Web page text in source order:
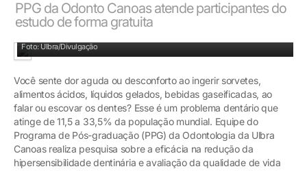
PPG da Odonto Canoas atende participantes do
estudo de forma gratuita
Foto: Ulbra/Divulgação
Você sente dor aguda ou desconforto ao ingerir sorvetes,
alimentos ácidos, líquidos gelados, bebidas gaseificadas, ao
falar ou escovar os dentes? Esse é um problema dentário que
atinge de 11,5 a 33,5% da população mundial. Equipe do
Programa de Pós-graduação (PPG) da Odontologia da Ulbra
Canoas realiza pesquisa sobre a eficácia na redução da
hipersensibilidade dentinária e avaliação da qualidade de vida